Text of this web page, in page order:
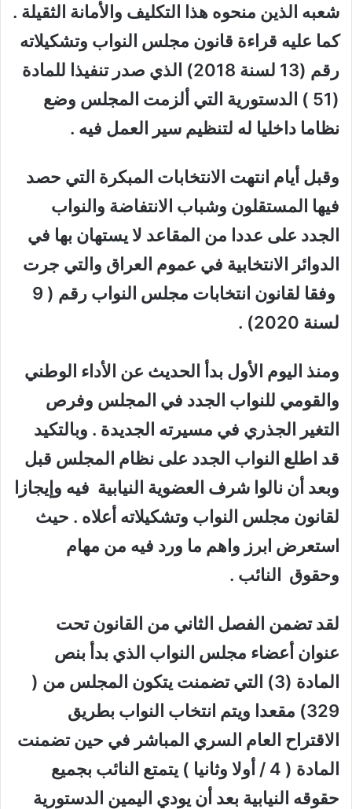
شعبه الذين منحوه هذا التكليف والأمانة الثقيلة .
كما عليه قراءة قانون مجلس النواب وتشكيلاته
رقم (13 لسنة 2018) الذي صدر تنفيذا للمادة
(51 ) الدستورية التي ألزمت المجلس وضع
نظاما داخليا له لتنظيم سير العمل فيه .
وقبل أيام انتهت الانتخابات المبكرة التي حصد
فيها المستقلون وشباب الانتفاضة والنواب
الجدد على عددا من المقاعد لا يستهان بها في
الدوائر الانتخابية في عموم العراق والتي جرت
وفقا لقانون انتخابات مجلس النواب رقم ( 9
لسنة 2020) .
ومنذ اليوم الأول بدأ الحديث عن الأداء الوطني
والقومي للنواب الجدد في المجلس وفرص
التغير الجذري في مسيرته الجديدة . وبالتكيد
قد اطلع النواب الجدد على نظام المجلس قبل
وبعد أن نالوا شرف العضوية النيابية فيه وإيجازا
لقانون مجلس النواب وتشكيلاته أعلاه . حيث
استعرض ابرز واهم ما ورد فيه من مهام
وحقوق النائب .
لقد تضمن الفصل الثاني من القانون تحت
عنوان أعضاء مجلس النواب الذي بدأ بنص
المادة (3) التي تضمنت يتكون المجلس من (
329) مقعدا ويتم انتخاب النواب بطريق
الاقتراح العام السري المباشر في حين تضمنت
المادة ( 4 / أولا وثانيا ) يتمتع النائب بجميع
حقوقه النيابية بعد أن يودي اليمين الدستورية